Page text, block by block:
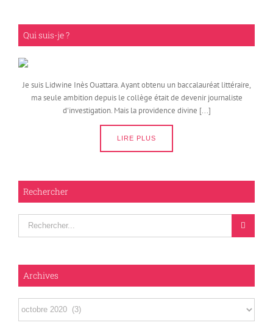
Qui suis-je ?
Je suis Lidwine Inès Ouattara. Ayant obtenu un baccalauréat littéraire,
ma seule ambition depuis le collège était de devenir journaliste
d'investigation. Mais la providence divine [...]
LIRE PLUS
Rechercher
Rechercher
Archives
Archives